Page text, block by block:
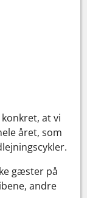
at vi
året, som
gæster på
andre